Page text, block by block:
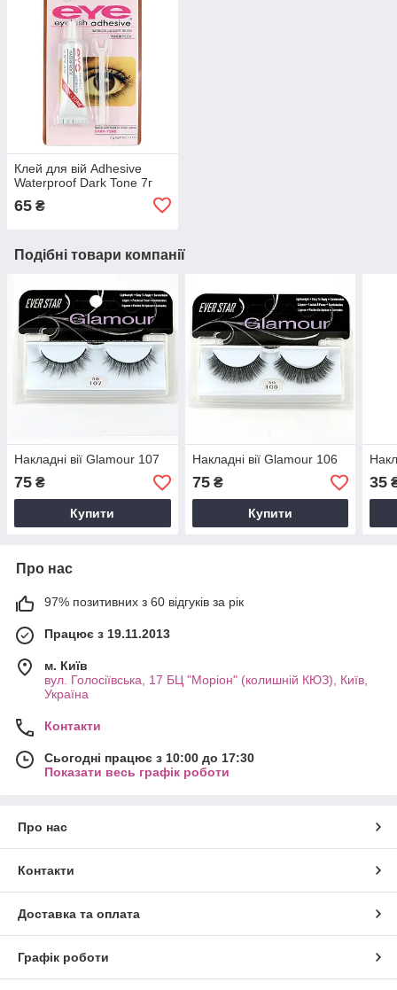
Клей для вій Adhesive
Waterproof Dark Tone 7г
65 ₴
Подібні товари компанії
Накладні вії Glamour 107
75 ₴
Купити
Накладні вії Glamour 106
75₴
Купити
35
Про нас
97% позитивних з 60 відгуків за рік
Працює з 19.11.2013
м. Київ
вул. Голосіївська, 17 БЦ "Моріон" (колишній КЮЗ), Київ,
Україна
Контакти
Сьогодні працює з 10:00 до 17:30
Показати весь графік роботи
Про нас
Контакти
Доставка та оплата
Графік роботи